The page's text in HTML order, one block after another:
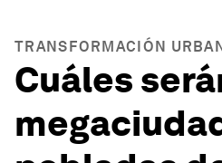
TRANSFORMACIÓN
Cuáles